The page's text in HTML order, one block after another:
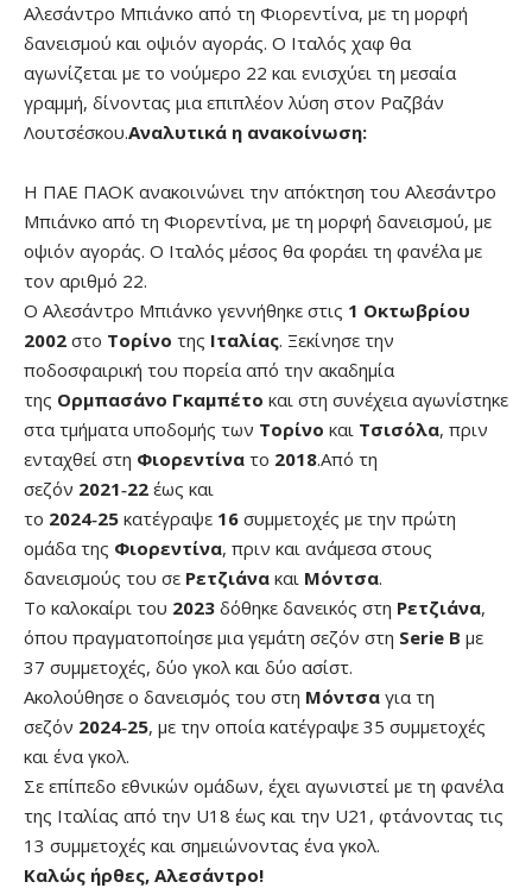
Αλεσάντρο Μπιάνκο από τη Φιορεντίνα, με τη μορφή
δανεισμού και οψιόν αγοράς. Ο Ιταλός χαφ θα
αγωνίζεται με το νούμερο 22 και ενισχύει τη μεσαία
γραμμή, δίνοντας μια επιπλέον λύση στον Ραζβάν
Λουτσέσκου.Αναλυτικά η ανακοίνωση:
Η ΠΑΕ ΠΑΟΚ ανακοινώνει την απόκτηση του Αλεσάντρο
Μπιάνκο από τη Φιορεντίνα, με τη μορφή δανεισμού, με
οψιόν αγοράς. Ο Ιταλός μέσος θα φοράει τη φανέλα με
τον αριθμό 22.
Ο Αλεσάντρο Μπιάνκο γεννήθηκε στις 1 Οκτωβρίου
2002 στο Τορίνο της Ιταλίας. Ξεκίνησε την
ποδοσφαιρική του πορεία από την ακαδημία
της Ορμπασάνο Γκαμπέτο και στη συνέχεια αγωνίστηκε
στα τμήματα υποδομής των Τορίνο και Τσισόλα, πριν
ενταχθεί στη Φιορεντίνα το 2018.Από τη
σεζόν 2021‑22 έως και
το 2024‑25 κατέγραψε 16 συμμετοχές με την πρώτη
ομάδα της Φιορεντίνα, πριν και ανάμεσα στους
δανεισμούς του σε Ρετζιάνα και Μόντσα.
Το καλοκαίρι του 2023 δόθηκε δανεικός στη Ρετζιάνα,
όπου πραγματοποίησε μια γεμάτη σεζόν στη Serie B με
37 συμμετοχές, δύο γκολ και δύο ασίστ.
Ακολούθησε ο δανεισμός του στη Μόντσα για τη
σεζόν 2024‑25, με την οποία κατέγραψε 35 συμμετοχές
και ένα γκολ.
Σε επίπεδο εθνικών ομάδων, έχει αγωνιστεί με τη φανέλα
της Ιταλίας από την U18 έως και την U21, φτάνοντας τις
13 συμμετοχές και σημειώνοντας ένα γκολ.
Καλώς ήρθες, Αλεσάντρο!